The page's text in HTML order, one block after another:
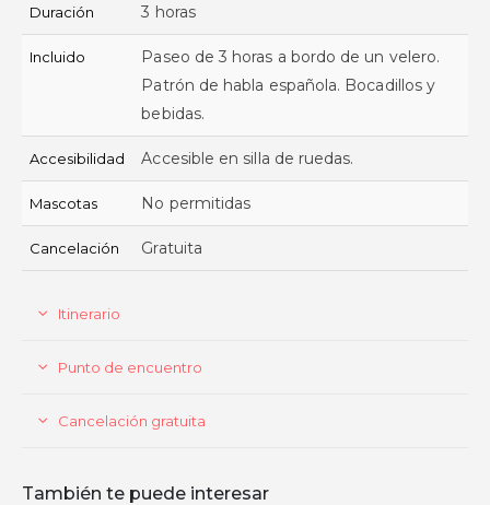
Duración 3 horas
Incluido
Paseo de 3 horas a bordo de un velero.
Patrón de habla española. Bocadillos y
bebidas.
Accesibilidad Accesible en silla de ruedas.
Mascotas No permitidas
Cancelación Gratuita
Itinerario
Punto de encuentro
Cancelación gratuita
También te puede interesar